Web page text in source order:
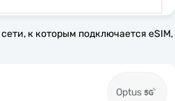
к которым подключается eSIM,
Optus